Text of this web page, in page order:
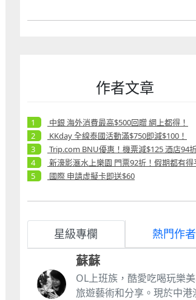
作者文章
中銀 海外消費最高$500回贈 網上都得！
KKday 全線泰國活動滿$750即減$100！
Trip.com BNU優惠！機票減$125 酒店94
新濠影滙水上樂園 門票92折！假期都有得
國際 申請虛擬卡即送$60
星級專欄 熱門作者
蘇蘇
OL上班族，酷愛吃喝玩樂
旅遊藝術和分享。現於中港